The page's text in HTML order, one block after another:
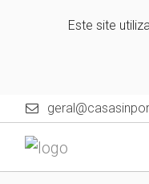
Este site